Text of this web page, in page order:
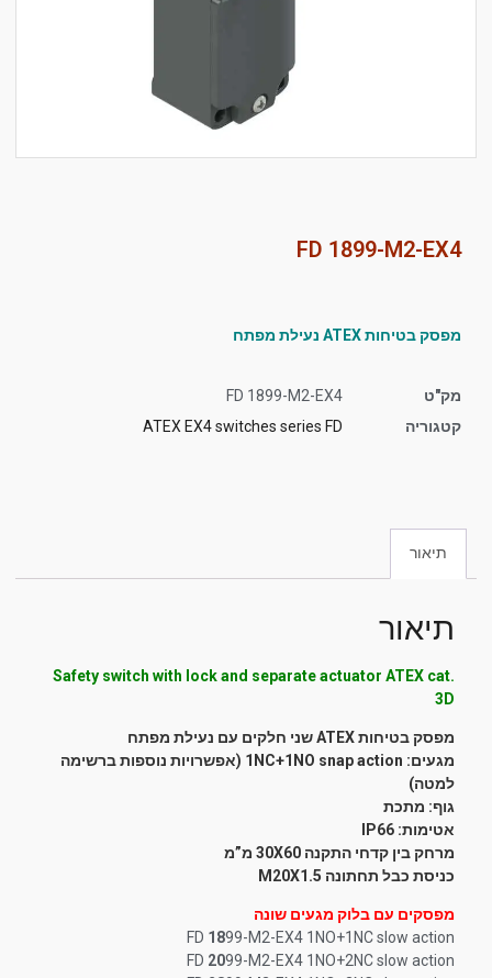
כל
האפשרויות
FD 1899-M2-EX4
מפסק בטיחות ATEX נעילת מפתח
מק"ט
FD 1899-M2-EX4
קטגוריה
ATEX EX4 switches series FD
תיאור
תיאור
Safety switch with lock and separate actuator ATEX cat.
3D
מפסק בטיחות ATEX שני חלקים עם נעילת מפתח
מגעים: 1NC+1NO snap action
(אפשרויות נוספות ברשימה
למטה)
גוף: מתכת
אטימות: IP66
מרחק בין קדחי התקנה 30X60 מ”מ
כניסת כבל תחתונה M20X1.5
מפסקים עם בלוק מגעים שונה
FD 1899-M2-EX4 1NO+1NC slow action
FD 2099-M2-EX4 1NO+2NC slow action